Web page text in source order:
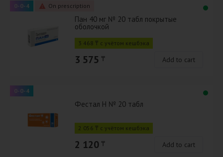
0-0-4 On prescription
Пан 40 мг № 20 табл покрытые
оболочкой
3 468 ₸ с учётом кешбэка
3 575 ₸ Add to cart
0-0-4
Фестал Н № 20 табл
2 056 ₸ с учётом кешбэка
2 120 ₸ Add to cart